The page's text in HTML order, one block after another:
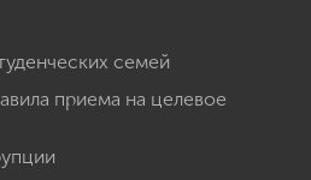
семей
приема на целевое